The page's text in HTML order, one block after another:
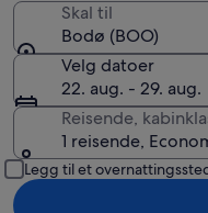
Skal til
Bodø (BOO)
Velg datoer
22. aug. - 29. aug.
Reisende,
1 reisende,
Legg til et